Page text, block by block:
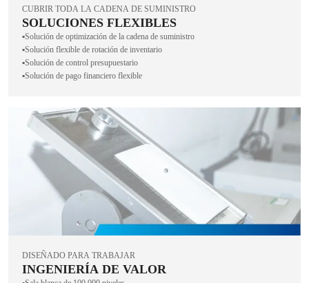
CUBRIR TODA LA CADENA DE SUMINISTRO
SOLUCIONES FLEXIBLES
▪️Solución de optimización de la cadena de suministro
▪️Solución flexible de rotación de inventario
▪️Solución de control presupuestario
▪️Solución de pago financiero flexible
DISEÑADO PARA TRABAJAR
INGENIERÍA DE VALOR